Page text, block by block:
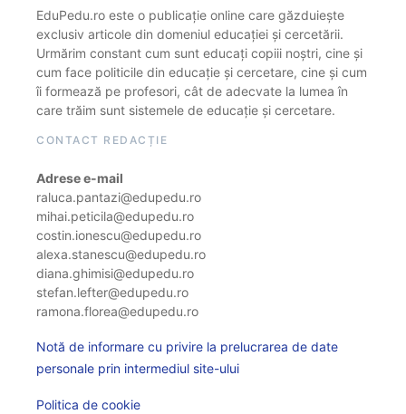
EduPedu.ro este o publicație online care găzduiește
exclusiv articole din domeniul educației și cercetării.
Urmărim constant cum sunt educați copiii noștri, cine și
cum face politicile din educație și cercetare, cine și cum
îi formează pe profesori, cât de adecvate la lumea în
care trăim sunt sistemele de educație și cercetare.
CONTACT REDACȚIE
Adrese e-mail
raluca.pantazi@edupedu.ro
mihai.peticila@edupedu.ro
costin.ionescu@edupedu.ro
alexa.stanescu@edupedu.ro
diana.ghimisi@edupedu.ro
stefan.lefter@edupedu.ro
ramona.florea@edupedu.ro
Notă de informare cu privire la prelucrarea de date
personale prin intermediul site-ului
Politica de cookie